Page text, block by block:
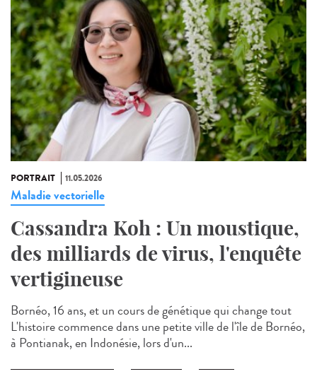
PORTRAIT 11.05.2026
Maladie vectorielle
Cassandra Koh : Un moustique,
des milliards de virus, l'enquête
vertigineuse
Bornéo, 16 ans, et un cours de génétique qui change tout
L'histoire commence dans une petite ville de l'île de Bornéo,
à Pontianak, en Indonésie, lors d'un...